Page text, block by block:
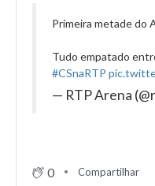
Primeira metade do
Tudo empatado
#CSnaRTP
— RTP Arena
0 Compartilhar